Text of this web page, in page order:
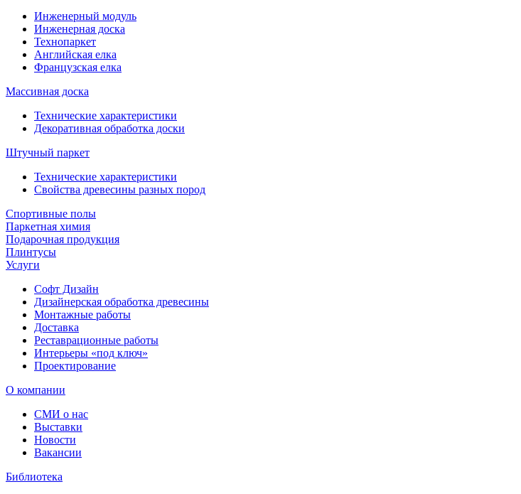
Инженерный модуль
Инженерная доска
Технопаркет
Английская елка
Французская елка
Массивная доска
Технические характеристики
Декоративная обработка доски
Штучный паркет
Технические характеристики
Свойства древесины разных пород
Спортивные полы
Паркетная химия
Подарочная продукция
Плинтусы
Услуги
Софт Дизайн
Дизайнерская обработка древесины
Монтажные работы
Доставка
Реставрационные работы
Интерьеры «под ключ»
Проектирование
О компании
СМИ о нас
Выставки
Новости
Вакансии
Библиотека